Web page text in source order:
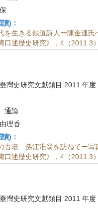
)：
を生きる鉄道詩人ー陳金連
口述歴史研究》，4（2011.3
臺灣史研究文獻類目 2011 年度
通論
理香
)：
古老 孫江淮翁を訪ねてー写
口述歴史研究》，4（2011.3
臺灣史研究文獻類目 2011 年度